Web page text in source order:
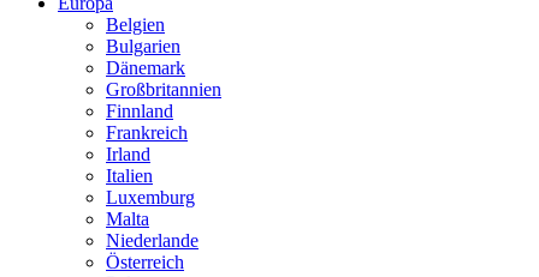
Belgien
Bulgarien
Dänemark
Großbritannien
Finnland
Frankreich
Irland
Italien
Luxemburg
Malta
Niederlande
Österreich